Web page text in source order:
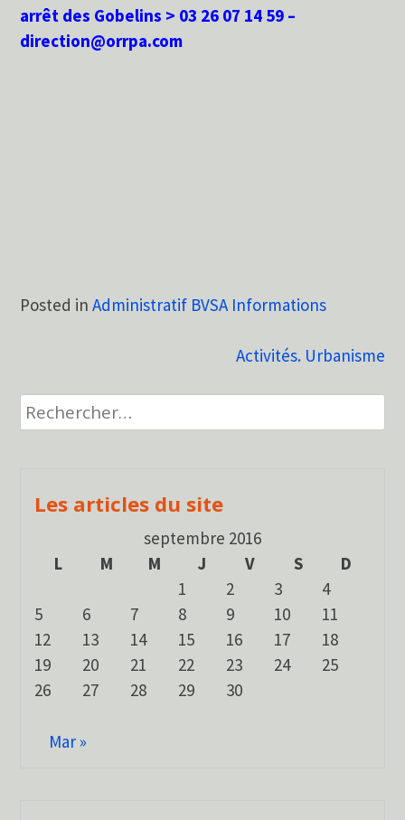
arrêt des Gobelins > 03 26 07 14 59 –
direction@orrpa.com
Posted inAdministratif BVSA Informations
de
l’article
Activités. Urbanisme
Rechercher :
Les articles du site
septembre 2016
L
M M J V S
D
1
2 3
4
5
6 7 8 9 10
11
12
13 14 15 16 17
18
19
20 21 22 23 24
25
26
27 28 29 30
Mar »